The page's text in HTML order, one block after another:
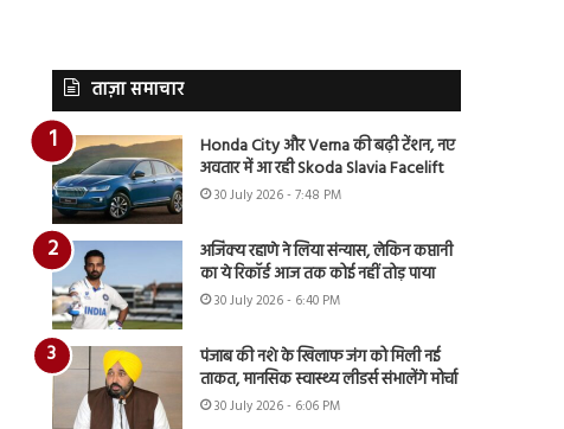
ताज़ा समाचार
Honda City और Verna की बढ़ी टेंशन, नए
अवतार में आ रही Skoda Slavia Facelift
30 July 2026 - 7:48 PM
अजिंक्य रहाणे ने लिया संन्यास, लेकिन कप्तानी
का ये रिकॉर्ड आज तक कोई नहीं तोड़ पाया
30 July 2026 - 6:40 PM
पंजाब की नशे के खिलाफ जंग को मिली नई
ताकत, मानसिक स्वास्थ्य लीडर्स संभालेंगे मोर्चा
30 July 2026 - 6:06 PM